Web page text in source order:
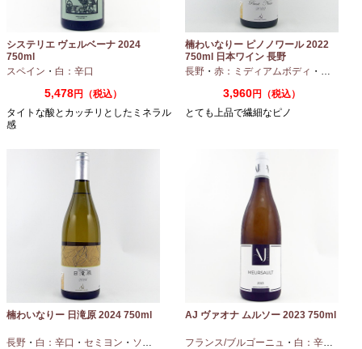
システリエ ヴェルベーナ 2024
750ml
スペイン ・ 白：辛口
5,478円（税込）
タイトな酸とカッチリとしたミネラル
感
楠わいなりー ピノノワール 2022
750ml 日本ワイン 長野
長野 ・ 赤：ミディアムボディ ・ ピノノワ
3,960円（税込）
とても上品で繊細なピノ
楠わいなりー 日滝原 2024 750ml
長野 ・ 白：辛口 ・ セミヨン ・ ソーヴィニオンブラン
AJ ヴァオナ ムルソー 2023 750ml
フランス/ブルゴーニュ ・ 白：辛口